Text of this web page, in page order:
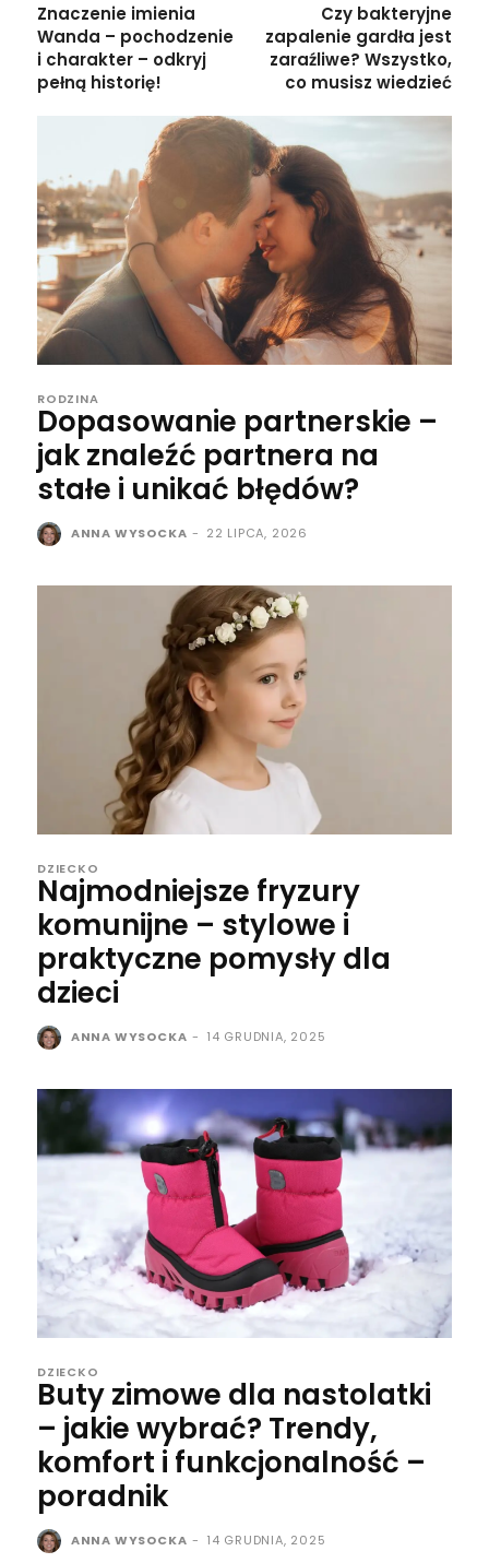
Znaczenie imienia
Wanda – pochodzenie
i charakter – odkryj
pełną historię!
Czy bakteryjne
zapalenie gardła jest
zaraźliwe? Wszystko,
co musisz wiedzieć
RODZINA
Dopasowanie partnerskie –
jak znaleźć partnera na
stałe i unikać błędów?
ANNA WYSOCKA - 22 LIPCA, 2026
DZIECKO
Najmodniejsze fryzury
komunijne – stylowe i
praktyczne pomysły dla
dzieci
ANNA WYSOCKA - 14 GRUDNIA, 2025
DZIECKO
Buty zimowe dla nastolatki
– jakie wybrać? Trendy,
komfort i funkcjonalność –
poradnik
ANNA WYSOCKA - 14 GRUDNIA, 2025